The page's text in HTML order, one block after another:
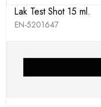
Lak Test Shot 15 ml.
EN-5201647